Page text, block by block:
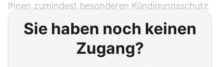
Ihnen zumindest besonderen Kündigungsschutz.
Sie haben noch keinen
Zugang?